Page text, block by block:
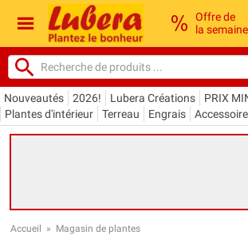
Offre de
la semaine
Nouveautés 2026! Lubera Créations PRIX
Plantes d'intérieur
Terreau Engrais
Accueil » Magasin de plantes